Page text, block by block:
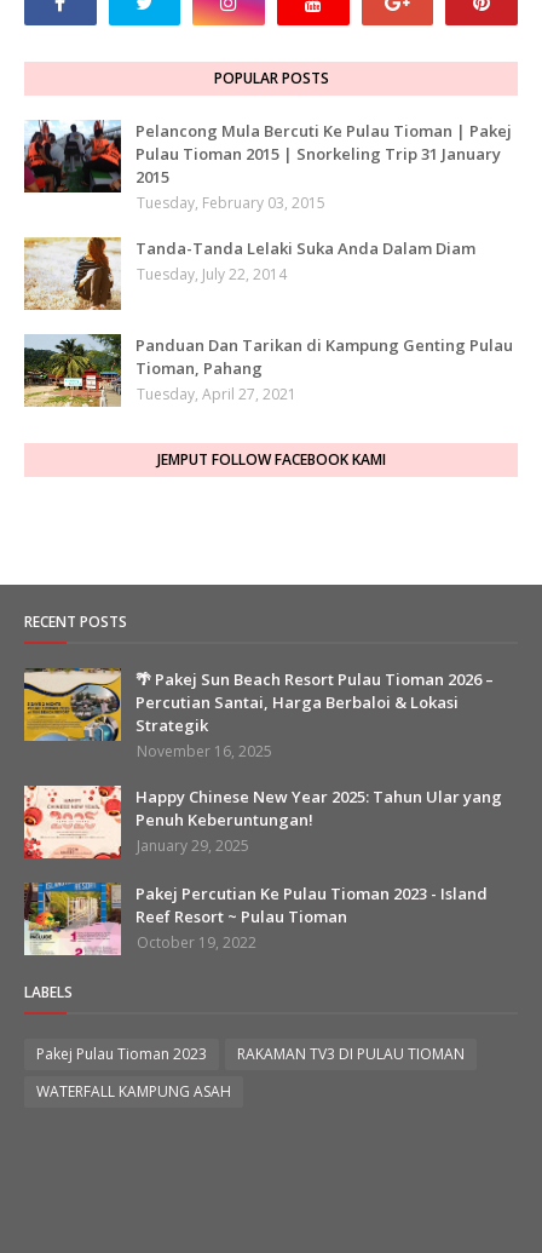
POPULAR POSTS
Pelancong Mula Bercuti Ke Pulau Tioman | Pakej
Pulau Tioman 2015 | Snorkeling Trip 31 January
2015
Tuesday, February 03, 2015
Tanda-Tanda Lelaki Suka Anda Dalam Diam
Tuesday, July 22, 2014
Panduan Dan Tarikan di Kampung Genting Pulau
Tioman, Pahang
Tuesday, April 27, 2021
JEMPUT FOLLOW FACEBOOK KAMI
RECENT POSTS
🌴 Pakej Sun Beach Resort Pulau Tioman 2026 –
Percutian Santai, Harga Berbaloi & Lokasi
Strategik
November 16, 2025
Happy Chinese New Year 2025: Tahun Ular yang
Penuh Keberuntungan!
January 29, 2025
Pakej Percutian Ke Pulau Tioman 2023 - Island
Reef Resort ~ Pulau Tioman
October 19, 2022
LABELS
Pakej Pulau Tioman 2023
RAKAMAN TV3 DI PULAU TIOMAN
WATERFALL KAMPUNG ASAH